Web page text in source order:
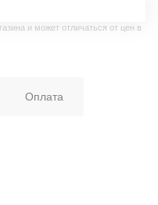
и может отличаться от цен в
Оплата